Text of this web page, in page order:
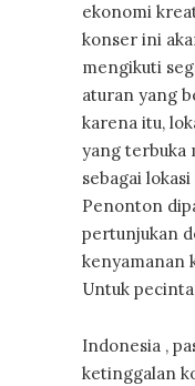
ekonomi
konser ini
mengikuti
aturan yang
karena itu,
yang terbuka
sebagai
Penonton
pertunjukan
kenyamanan
Untuk
Indonesia ,
ketinggalan